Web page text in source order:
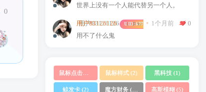
0
世界上没有一个人能代替另一个人。
用户83126126 UID:67753 1个月前
0
用不了什么鬼
鼠标样式 (2) 黑科技 (1)
鲸发卡 (2) 魔方财务 (10) 高斯模糊 (5)